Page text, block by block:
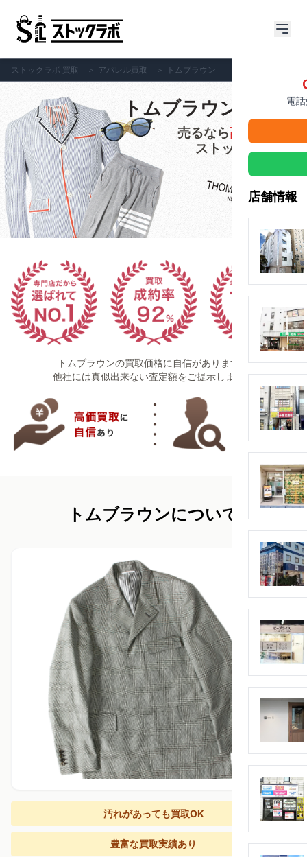
電
店舗情報
ストックラボ 買取 ＞ アパレル買取 ＞ トムブラウン
トムブラウンの買取
売るなら高価買取
ストックラボへ!!
トムブラウンの買取価格に自信があります！
他社には真似出来ない査定額をご提示します！
トムブラウンについて
汚れがあっても買取OK
豊富な買取実績あり